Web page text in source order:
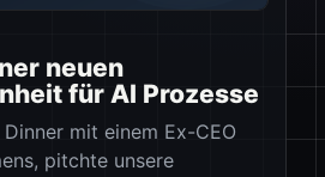
neuen
für AI Prozesse
mit einem Ex-CEO
pitchte unsere